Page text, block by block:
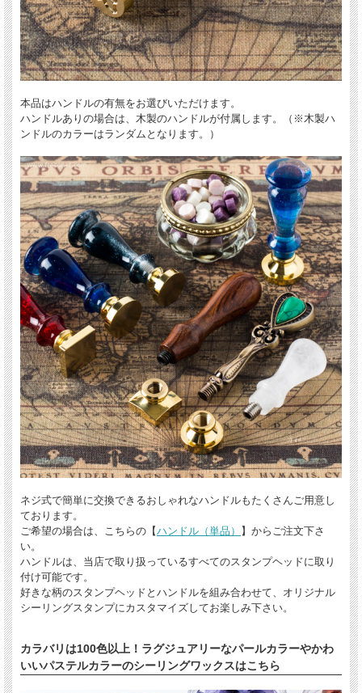
本品はハンドルの有無をお選びいただけます。
ハンドルありの場合は、木製のハンドルが付属します。（※木製ハ
ンドルのカラーはランダムとなります。）
ネジ式で簡単に交換できるおしゃれなハンドルもたくさんご用意し
ております。
ご希望の場合は、こちらの【ハンドル（単品）
】からご注文下さ
い。
ハンドルは、当店で取り扱っているすべてのスタンプヘッドに取り
付け可能です。
好きな柄のスタンプヘッドとハンドルを組み合わせて、オリジナル
シーリングスタンプにカスタマイズしてお楽しみ下さい。
カラバリは100色以上！ラグジュアリーなパールカラーやかわ
いいパステルカラーのシーリングワックスはこちら